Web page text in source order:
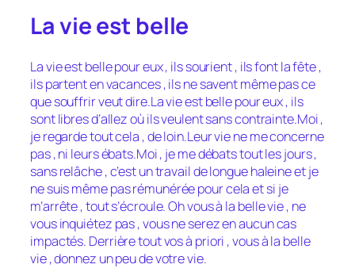
La vie est belle
La vie est belle pour eux , ils sourient , ils font la fête ,
ils partent en vacances , ils ne savent même pas ce
que souffrir veut dire.La vie est belle pour eux , ils
sont libres d’allez où ils veulent sans contrainte.Moi ,
je regarde tout cela , de loin.Leur vie ne me concerne
pas , ni leurs ébats.Moi , je me débats tout les jours ,
sans relâche , c’est un travail de longue haleine et je
ne suis même pas rémunérée pour cela et si je
m’arrête , tout s’écroule. Oh vous à la belle vie , ne
vous inquiétez pas , vous ne serez en aucun cas
impactés. Derrière tout vos à priori , vous à la belle
vie , donnez un peu de votre vie.